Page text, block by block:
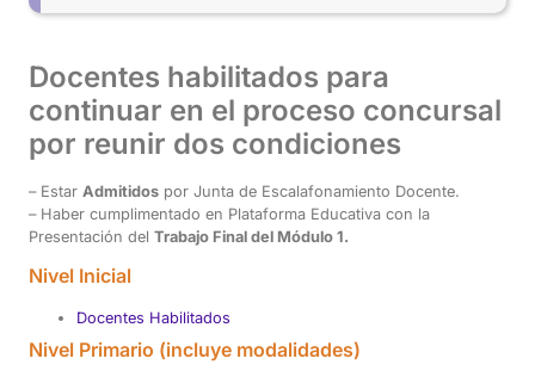
Docentes habilitados para
continuar en el proceso concursal
por reunir dos condiciones
– Estar Admitidos por Junta de Escalafonamiento Docente.
– Haber cumplimentado en Plataforma Educativa con la
Presentación del Trabajo Final del Módulo 1.
Nivel Inicial
Docentes Habilitados
Nivel Primario (incluye modalidades)